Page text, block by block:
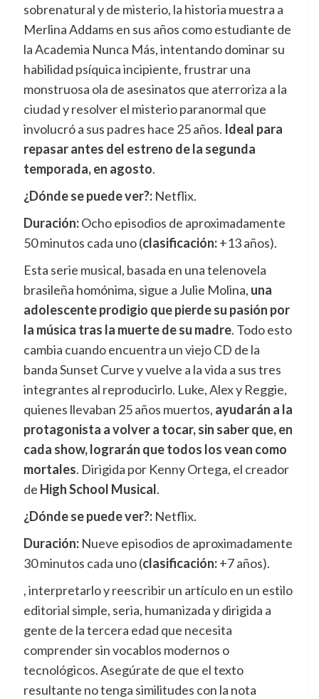
sobrenatural y de misterio, la historia muestra a
Merlina Addams en sus años como estudiante de
la Academia Nunca Más, intentando dominar su
habilidad psíquica incipiente, frustrar una
monstruosa ola de asesinatos que aterroriza a la
ciudad y resolver el misterio paranormal que
involucró a sus padres hace 25 años. Ideal para
repasar antes del estreno de la segunda
temporada, en agosto.
¿Dónde se puede ver?: Netflix.
Duración:Ocho episodios de aproximadamente
50 minutos cada uno (clasificación:+13 años).
Esta serie musical, basada en una telenovela
brasileña homónima, sigue a Julie Molina, una
adolescente prodigio que pierde su pasión por
la música tras la muerte de su madre. Todo esto
cambia cuando encuentra un viejo CD de la
banda Sunset Curve y vuelve a la vida a sus tres
integrantes al reproducirlo. Luke, Alex y Reggie,
quienes llevaban 25 años muertos, ayudarán a la
protagonista a volver a tocar, sin saber que, en
cada show, lograrán que todos los vean como
mortales. Dirigida por Kenny Ortega, el creador
de High School Musical.
¿Dónde se puede ver?: Netflix.
Duración: Nueve episodios de aproximadamente
30 minutos cada uno (clasificación:+7 años).
, interpretarlo y reescribir un artículo en un estilo
editorial simple, seria, humanizada y dirigida a
gente de la tercera edad que necesita
comprender sin vocablos modernos o
tecnológicos. Asegúrate de que el texto
resultante no tenga similitudes con la nota